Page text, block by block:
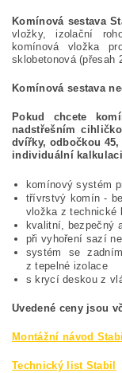
Komínová sestava
vložky, izolační
komínová vložka
sklobetonová (přesah
Komínová sestava
Pokud chcete
nadstřešním
dvířky, odbočkou
individuální kalkulaci
komínový systém
třívrstvý komín -
vložka z technické
kvalitní, bezpečný
při vyhoření sazí
systém se
z tepelné izolace
s krycí deskou z
Uvedené ceny jsou
Montážní návod Stabil
Technický list Stabil